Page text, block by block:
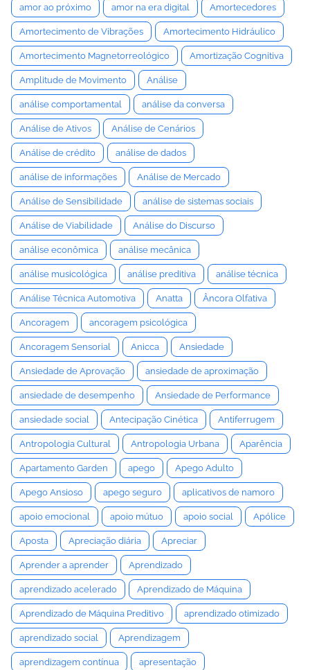
amor ao próximo amor na era digital Amortecedores
Amortecimento de Vibrações Amortecimento Hidráulico
Amortecimento Magnetorreológico Amortização Cognitiva
Amplitude de Movimento Análise
análise comportamental análise da conversa
Análise de Ativos Análise de Cenários
Análise de crédito análise de dados
análise de informações Análise de Mercado
Análise de Sensibilidade análise de sistemas sociais
Análise de Viabilidade Análise do Discurso
análise econômica análise mecânica
análise musicológica análise preditiva análise técnica
Análise Técnica Automotiva Anatta Âncora Olfativa
Ancoragem ancoragem psicológica
Ancoragem Sensorial Anicca Ansiedade
Ansiedade de Aprovação ansiedade de aproximação
ansiedade de desempenho Ansiedade de Performance
ansiedade social Antecipação Cinética Antiferrugem
Antropologia Cultural Antropologia Urbana Aparência
Apartamento Garden apego Apego Adulto
Apego Ansioso apego seguro aplicativos de namoro
apoio emocional apoio mútuo apoio social Apólice
Aposta Apreciação diária Apreciar
Aprender a aprender Aprendizado
aprendizado acelerado Aprendizado de Máquina
Aprendizado de Máquina Preditivo aprendizado otimizado
aprendizado social Aprendizagem
aprendizagem contínua apresentação